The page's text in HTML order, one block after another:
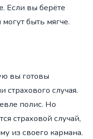
Если вы берёте
быть мягче.
вы готовы
страхового случая.
полис. Но
страховой случай,
из своего кармана.